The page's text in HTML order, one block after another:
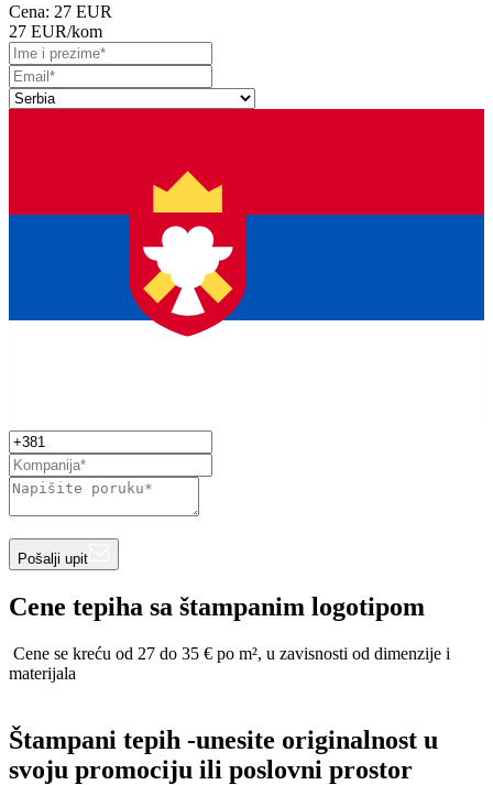
Cena: 27 EUR
27 EUR/kom
Pošalji upit
Cene tepiha sa štampanim logotipom
Cene se kreću od 27 do 35 € po m², u zavisnosti od dimenzije i
materijala
Štampani tepih -unesite originalnost u
svoju promociju ili poslovni prostor